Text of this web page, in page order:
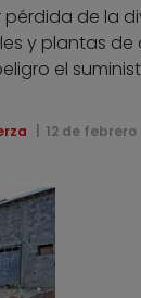
de la
y plantas de
el
12 de febrero